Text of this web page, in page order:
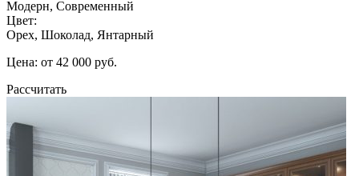
Модерн, Современный
Цвет:
Орех, Шоколад, Янтарный
Цена: от 42 000 руб.
Рассчитать